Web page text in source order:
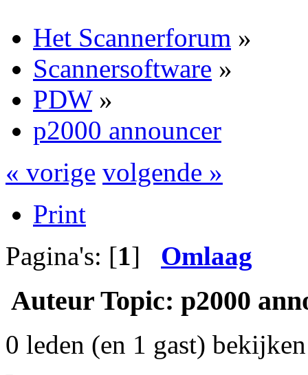
Het Scannerforum »
Scannersoftware »
PDW»
p2000 announcer
« vorige volgende »
Print
Pagina's: [1] Omlaag
Auteur Topic: p2000
0 leden (en 1 gast)